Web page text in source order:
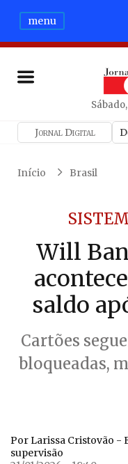
menu
Jornal Digital
Início Brasil
Will
saldo
Cartões
bloqueadas,
Por Larissa Cristovão -
supervisão